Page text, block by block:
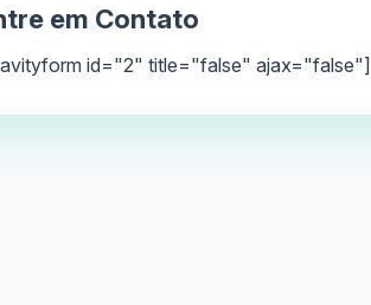
em Contato
id="2" title="false" ajax="false"]